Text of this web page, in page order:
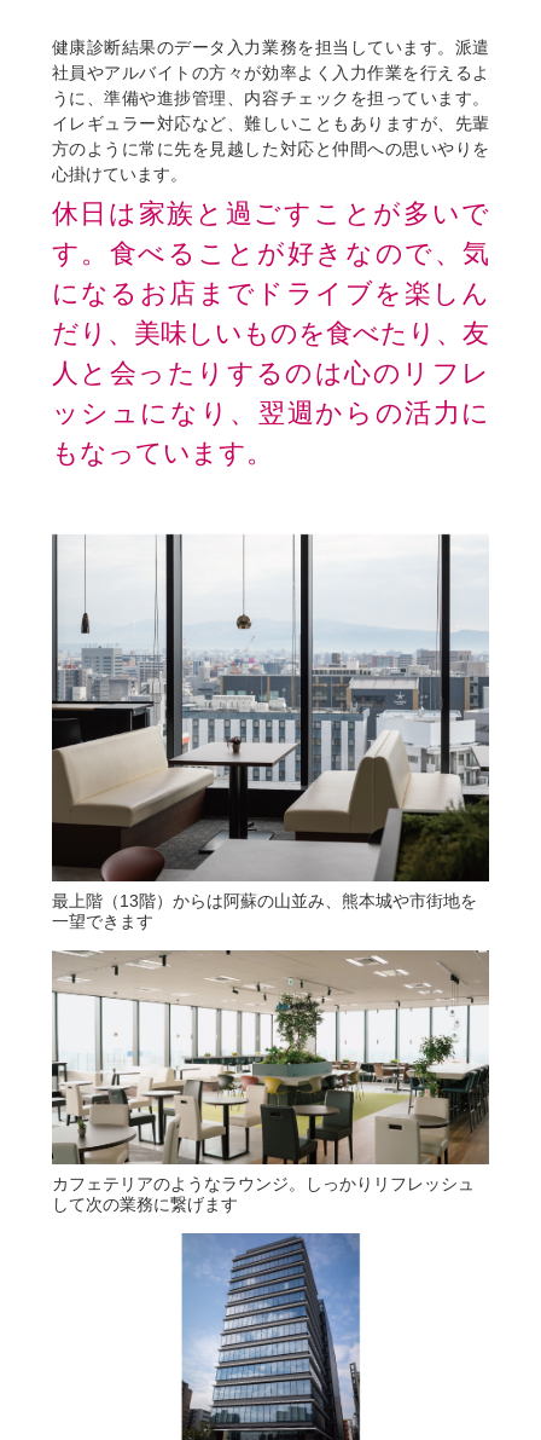
健康診断結果のデータ入力業務を担当しています。派遣
社員やアルバイトの方々が効率よく入力作業を行えるよ
うに、準備や進捗管理、内容チェックを担っています。
イレギュラー対応など、難しいこともありますが、先輩
方のように常に先を見越した対応と仲間への思いやりを
心掛けています。
休日は家族と過ごすことが多いで
す。食べることが好きなので、気
になるお店までドライブを楽しん
だり、美味しいものを食べたり、友
人と会ったりするのは心のリフレ
ッシュになり、翌週からの活力に
もなっています。
最上階（13階）からは阿蘇の山並み、熊本城や市街地を
一望できます
カフェテリアのようなラウンジ。しっかりリフレッシュ
して次の業務に繋げます